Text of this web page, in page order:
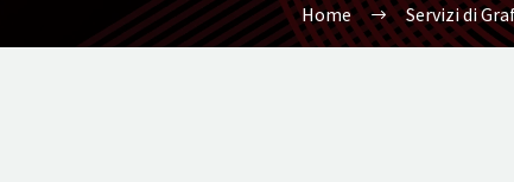
Home Servizi di